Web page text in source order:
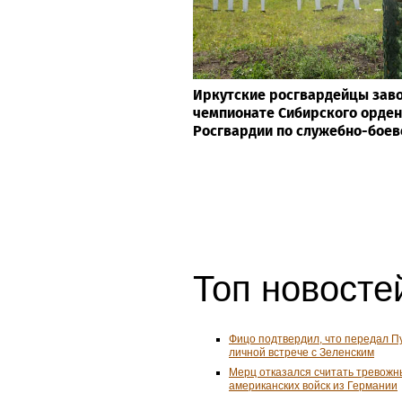
Иркутские росгвардейцы
чемпионате Сибирского
Росгвардии по служебно-
Топ
Фицо подтвердил, что передал
личной встрече с Зеленским
Мерц отказался считать
американских войск из Германии